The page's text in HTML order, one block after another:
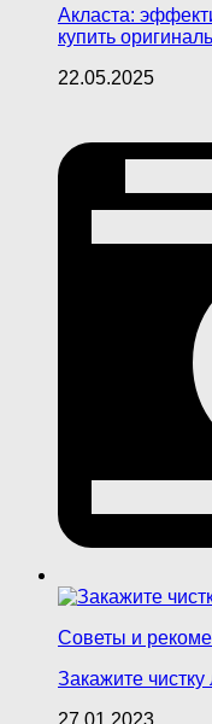
Акласта:
купить
22.05.2025
Советы и
Закажите
27.01.2023